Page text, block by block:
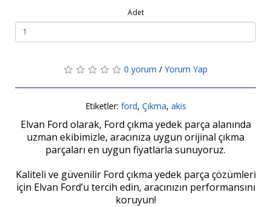
Adet
0 yorum / Yorum Yap
Etiketler: ford, Çıkma, akis
Elvan Ford olarak, Ford çıkma yedek parça alanında
uzman ekibimizle, aracınıza uygun orijinal çıkma
parçaları en uygun fiyatlarla sunuyoruz.
Kaliteli ve güvenilir Ford çıkma yedek parça çözümleri
için Elvan Ford’u tercih edin, aracınızın performansını
koruyun!